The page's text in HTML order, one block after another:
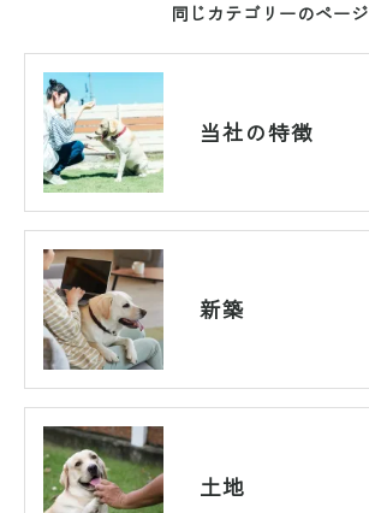
同じカテゴリーのページ
当社の特徴
新築
土地